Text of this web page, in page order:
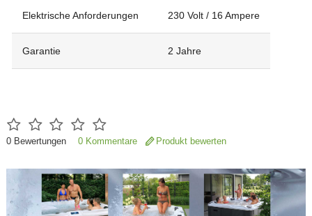
Elektrische Anforderungen 230 Volt / 16 Ampere
Garantie 2 Jahre
0Bewertungen 0 Kommentare Produkt bewerten